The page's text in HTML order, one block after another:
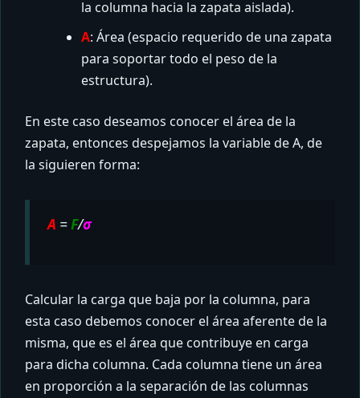
la columna hacia la zapata aislada).
A: Área (espacio requerido de una zapata
para soportar todo el peso de la
estructura).
En este caso deseamos conocer el área de la
zapata, entonces despejamos la variable de A, de
la siguieren forma:
A =F/σ
Calcular la carga que baja por la columna, para
esta caso debemos conocer el área aferente de la
misma, que es el área que contribuye en carga
para dicha columna. Cada columna tiene un área
en proporción a la separación de las columnas